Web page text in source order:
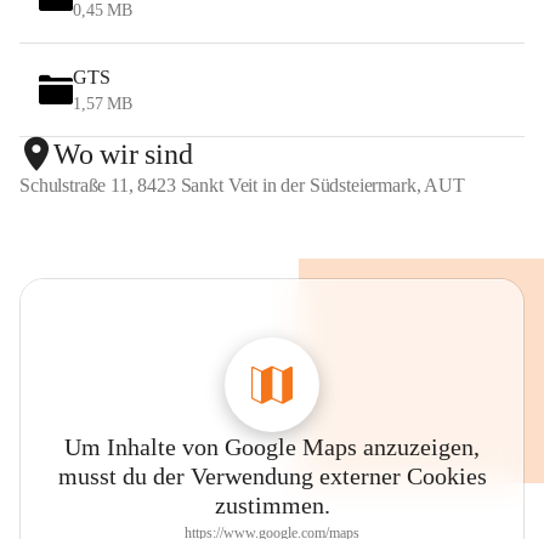
0,45 MB
GTS
1,57 MB
Wo wir sind
Schulstraße 11, 8423 Sankt Veit in der Südsteiermark, AUT
Um Inhalte von Google Maps anzuzeigen,
musst du der Verwendung externer Cookies
zustimmen.
https://www.google.com/maps